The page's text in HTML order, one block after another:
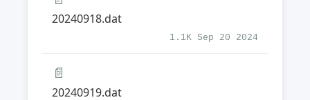
20240918.dat
1.1K Sep 20 2024
📄
20240919.dat